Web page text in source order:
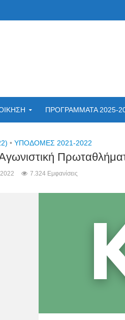
ΠΡΟΓΡΑΜΜΑΤΑ 2025-
• ΥΠΟΔΟΜΕΣ 2021-2022
7.324 Εμφανίσεις